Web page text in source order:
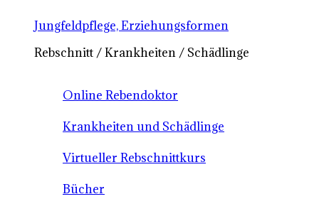
Jungfeldpflege, Erziehungsformen
Rebschnitt / Krankheiten / Schädlinge
Online Rebendoktor
Krankheiten und Schädlinge
Virtueller Rebschnittkurs
Bücher